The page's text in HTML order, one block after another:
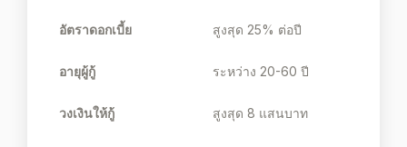
อัตราดอกเบี้ย สูงสุด 25% ต่อปี
อายุผู้กู้ ระหว่าง 20-60 ปี
วงเงินให้กู้ สูงสุด 8 แสนบาท